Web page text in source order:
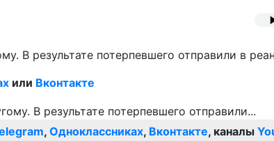
В результате потерпевшего отправили в
или Вконтакте
, Одноклассниках, Вконтакте, каналы